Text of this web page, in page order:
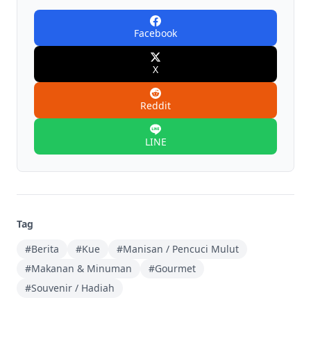
Facebook
X
Reddit
LINE
Tag
#Berita
#Kue
#Manisan / Pencuci Mulut
#Makanan & Minuman
#Gourmet
#Souvenir / Hadiah